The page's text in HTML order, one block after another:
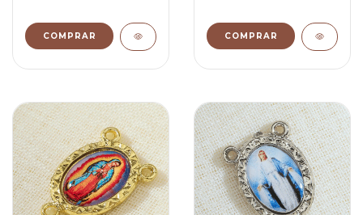
COMPRAR COMPRAR